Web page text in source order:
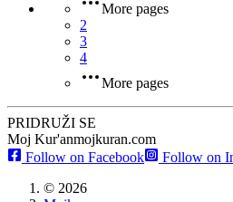
More pages
2
3
4
More pages
PRIDRUŽI SE
Moj Kur'anmojkuran.com
Follow on Facebook
Follow on
© 2026